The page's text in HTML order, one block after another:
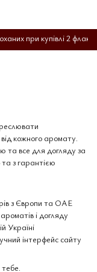
при купівлі 2
від кожного аромату.
та все для догляду за
з гарантією
з Європи та ОАЕ
і догляду
Україні
інтерфейс сайту